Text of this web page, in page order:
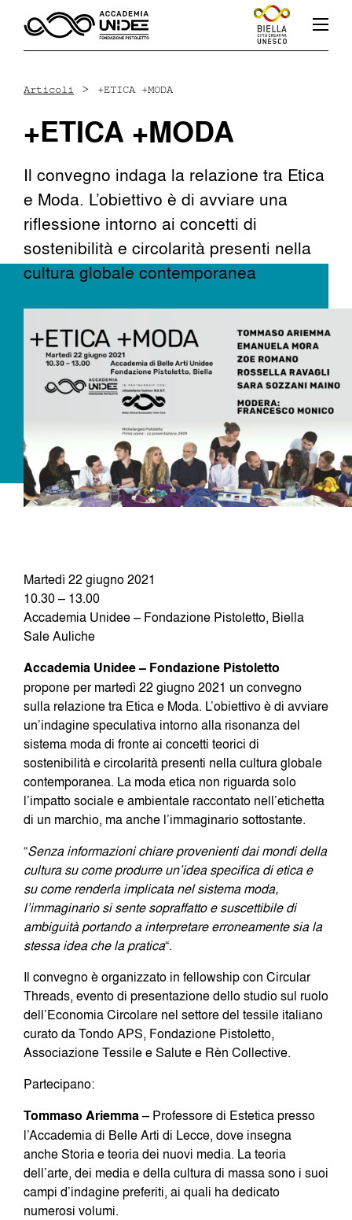
Fb In Yt
L’accademia
Docenti
Dove siamo
Iscrizioni
MAAU
Articoli > +ETICA +MODA
+ETICA +MODA
Il convegno indaga la relazione tra Etica
e Moda. L’obiettivo è di avviare una
riflessione intorno ai concetti di
sostenibilità e circolarità presenti nella
cultura globale contemporanea
Martedì 22 giugno 2021
10.30 – 13.00
Accademia Unidee – Fondazione Pistoletto, Biella
Sale Auliche
Accademia Unidee – Fondazione Pistoletto
propone per martedì 22 giugno 2021 un convegno
sulla relazione tra Etica e Moda. L’obiettivo è di avviare
un’indagine speculativa intorno alla risonanza del
sistema moda di fronte ai concetti teorici di
sostenibilità e circolarità presenti nella cultura globale
contemporanea. La moda etica non riguarda solo
l’impatto sociale e ambientale raccontato nell’etichetta
di un marchio, ma anche l’immaginario sottostante.
“Senza informazioni chiare provenienti dai mondi della
cultura su come produrre un’idea specifica di etica e
su come renderla implicata nel sistema moda,
l’immaginario si sente sopraffatto e suscettibile di
ambiguità portando a interpretare erroneamente sia la
stessa idea che la pratica“.
Il convegno è organizzato in fellowship con Circular
Threads, evento di presentazione dello studio sul ruolo
dell’Economia Circolare nel settore del tessile italiano
curato da Tondo APS, Fondazione Pistoletto,
Associazione Tessile e Salute e Rèn Collective.
Partecipano:
Tommaso Ariemma– Professore di Estetica presso
l’Accademia di Belle Arti di Lecce, dove insegna
anche Storia e teoria dei nuovi media. La teoria
dell’arte, dei media e della cultura di massa sono i suoi
campi d’indagine preferiti, ai quali ha dedicato
numerosi volumi.